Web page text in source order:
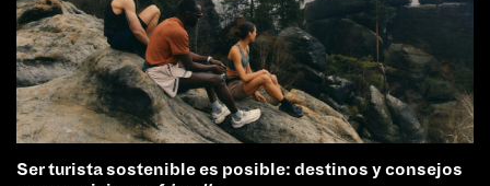
Ser turista sostenible es posible: destinos y consejos